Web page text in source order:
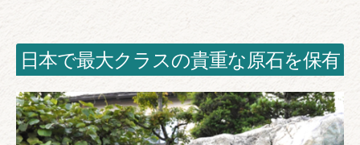
日本で最大クラスの貴重な原石を保有